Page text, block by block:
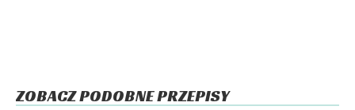
ZOBACZ PODOBNE PRZEPISY